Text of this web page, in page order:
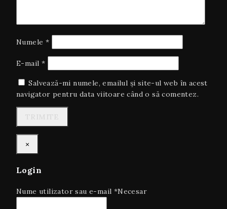
Numele *
E-mail *
Salvează-mi numele, emailul și site-ul web în acest
navigator pentru data viitoare când o să comentez.
×
Login
Nume utilizator sau e-mail *Necesar